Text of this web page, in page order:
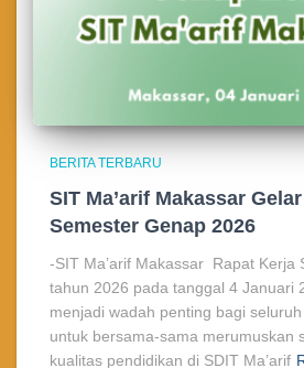
BERITA TERBARU
SIT Ma’arif Makassar
Semester Genap 2026
-SIT Ma’arif Makassar Rapat Kerja
tahun 2026 pada tanggal 4 Januari
menjadi wadah penting bagi
untuk bersama-sama merumuskan
kualitas pendidikan di SDIT Ma’arif